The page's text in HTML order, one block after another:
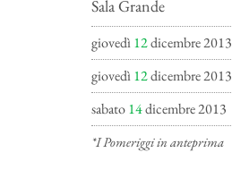
Sala Grande
giovedì12dicembre 2013
giovedì12dicembre 2013
sabato14dicembre 2013
*I Pomeriggi in anteprima